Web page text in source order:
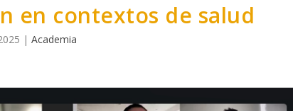
en contextos de salud
| Academia